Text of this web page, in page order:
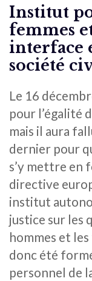
Institut
femmes
interface
société
Le 16
pour l’égalité
mais il aura
dernier pour
s’y mettre en
directive
institut
justice sur les
hommes et
donc été
personnel de